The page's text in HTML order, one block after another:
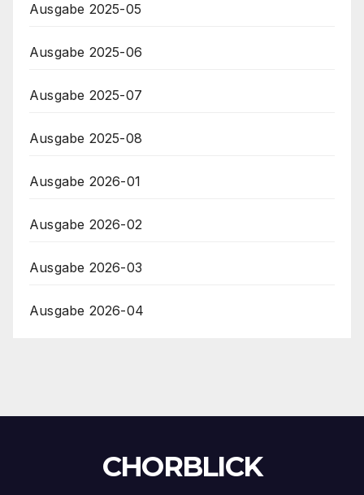
Ausgabe 2025-05
Ausgabe 2025-06
Ausgabe 2025-07
Ausgabe 2025-08
Ausgabe 2026-01
Ausgabe 2026-02
Ausgabe 2026-03
Ausgabe 2026-04
CHORBLICK